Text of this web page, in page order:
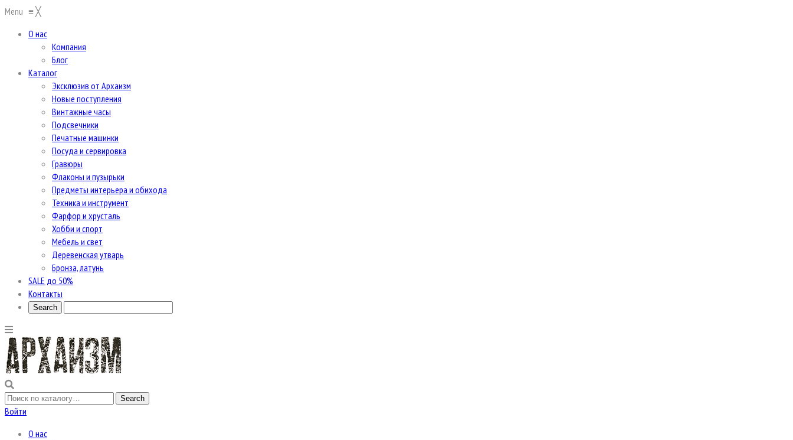
Menu ≡╳
О нас
Компания
Блог
Каталог
Эксклюзив от Архаизм
Новые поступления
Винтажные часы
Подсвечники
Печатные машинки
Посуда и сервировка
Гравюры
Флаконы и пузырьки
Предметы интерьера и обихода
Техника и инструмент
Фарфор и хрусталь
Хобби и спорт
Мебель и свет
Деревенская утварь
Бронза, латунь
SALE до 50%
Контакты
Войти
О нас